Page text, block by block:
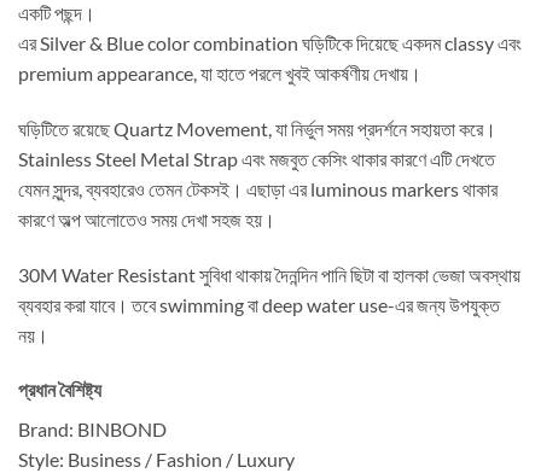
একটি পছন্দ।
এর Silver & Blue color combination ঘড়িটিকে দিয়েছে একদম classy এবং
premium appearance, যা হাতে পরলে খুবই আকর্ষণীয় দেখায়।
ঘড়িটিতে রয়েছে Quartz Movement, যা নির্ভুল সময় প্রদর্শনে সহায়তা করে।
Stainless Steel Metal Strap এবং মজবুত কেসিং থাকার কারণে এটি দেখতে
যেমন সুন্দর, ব্যবহারেও তেমন টেকসই। এছাড়া এর luminous markers থাকার
কারণে অল্প আলোতেও সময় দেখা সহজ হয়।
30M Water Resistant সুবিধা থাকায় দৈনন্দিন পানি ছিটা বা হালকা ভেজা অবস্থায়
ব্যবহার করা যাবে। তবে swimming বা deep water use-এর জন্য উপযুক্ত
নয়।
প্রধান বৈশিষ্ট্য
Brand: BINBOND
Style: Business / Fashion / Luxury